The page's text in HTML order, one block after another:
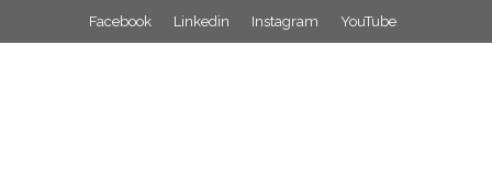
Facebook Linkedin Instagram YouTube